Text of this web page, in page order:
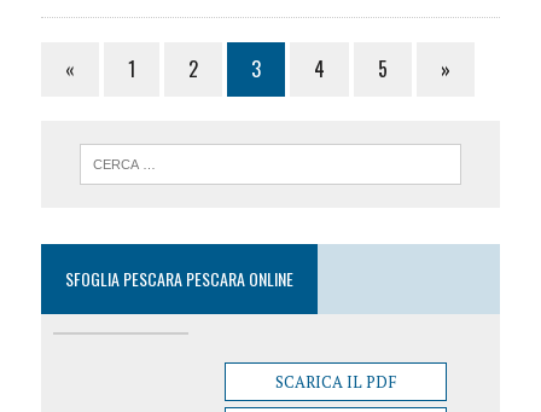
« 1 2 3 4 5 »
SFOGLIA PESCARA PESCARA ONLINE
SCARICA IL PDF